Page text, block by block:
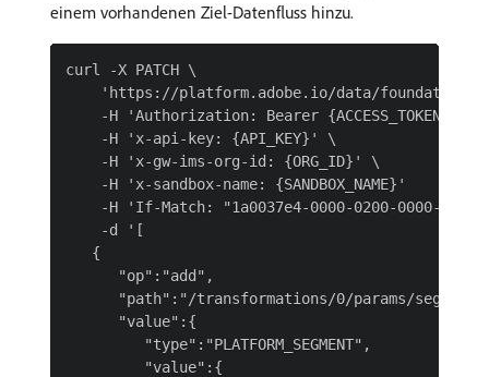
einem vorhandenen Ziel-Datenfluss hinzu.
curl -X PATCH \
'https://platform.adobe.io/data/foundation/
    -H 'Authorization: Bearer {ACCESS_TOKEN}' \
    -H 'x-api-key: {API_KEY}' \
    -H 'x-gw-ims-org-id: {ORG_ID}' \
    -H 'x-sandbox-name: {SANDBOX_NAME}'
-H 'If-Match: "1a0037e4-0000-0200-0000-
    -d '[
   {
      "op":"add",
"path":"/transformations/0/params/
      "value":{
         "type":"PLATFORM_SEGMENT",
         "value":{